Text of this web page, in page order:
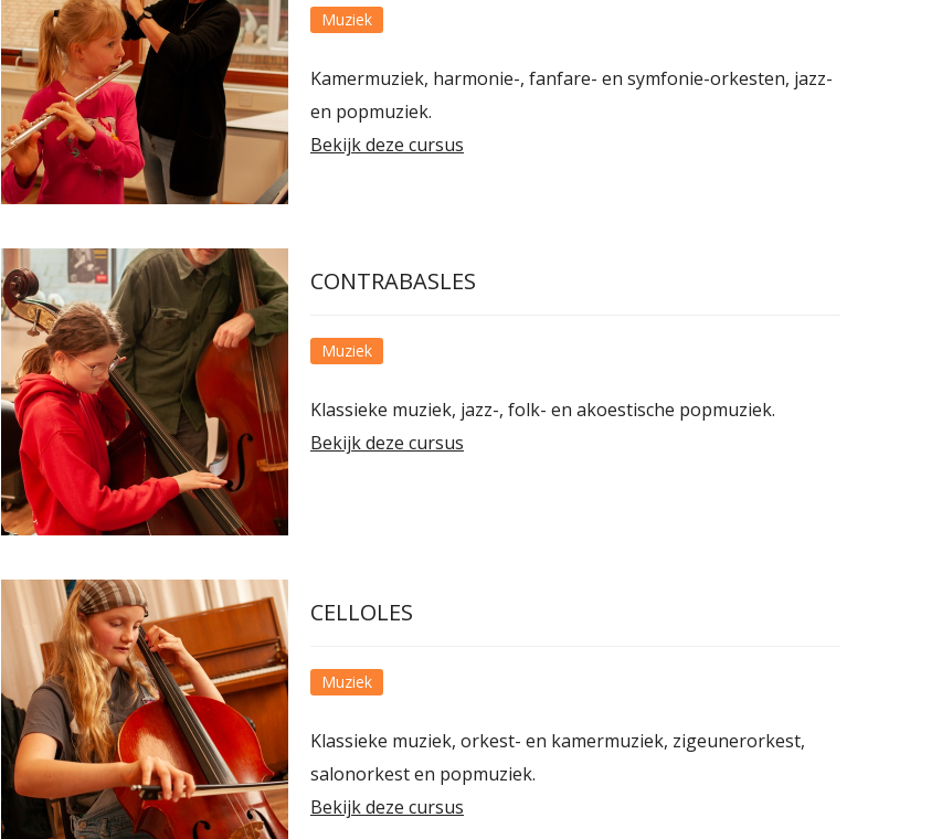
Muziek
Kamermuziek, harmonie-, fanfare- en symfonie-orkesten, jazz-
en popmuziek.
Bekijk deze cursus
CONTRABASLES
Muziek
Klassieke muziek, jazz-, folk- en akoestische popmuziek.
Bekijk deze cursus
CELLOLES
Muziek
Klassieke muziek, orkest- en kamermuziek, zigeunerorkest,
salonorkest en popmuziek.
Bekijk deze cursus